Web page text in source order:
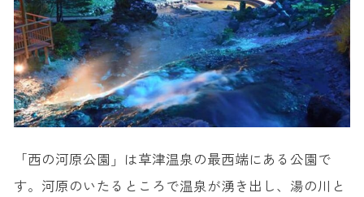
「西の河原公園」は草津温泉の最西端にある公園で
す。河原のいたるところで温泉が湧き出し、湯の川と